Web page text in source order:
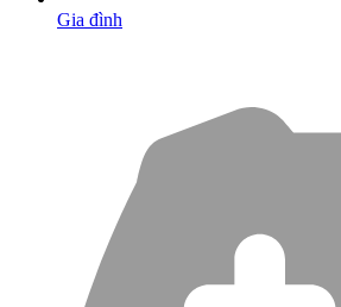
Gia đình